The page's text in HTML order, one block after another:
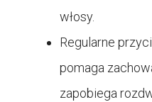
włosy.
Regularne
pomaga
zapobiega